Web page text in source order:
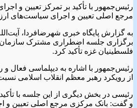
رئیس‌جمهور با تأکید بر تمرکز تعیین
مرجع اصلی تعیین و اجرای سیاست‌های
برگزاری جلسه اضطراری مشترک سازمان
فلسطینیان غزه تأکید کرد.
رئیس‌جمهور با اشاره به دیپلماسی فعال
از رویکرد رهبر معظم انقلاب اسلامی
رئیسی در بخش دیگری از این جلسه با
و گفت: بانک مرکزی مرجع اصلی تعیین